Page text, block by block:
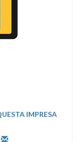
IMPRESA